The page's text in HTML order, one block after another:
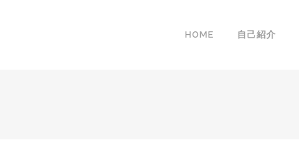
HOME 自己紹介